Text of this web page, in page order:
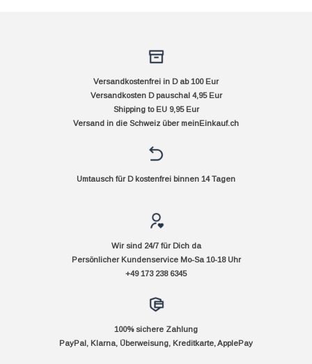
Versandkostenfrei in D ab 100 Eur
Versandkosten D pauschal 4,95 Eur
Shipping to EU 9,95 Eur
Versand in die Schweiz über meinEinkauf.ch
Umtausch für D kostenfrei binnen 14 Tagen
Wir sind 24/7 für Dich da
Persönlicher Kundenservice Mo-Sa 10-18 Uhr
+49 173 238 6345
100% sichere Zahlung
PayPal, Klarna, Überweisung, Kreditkarte, ApplePay